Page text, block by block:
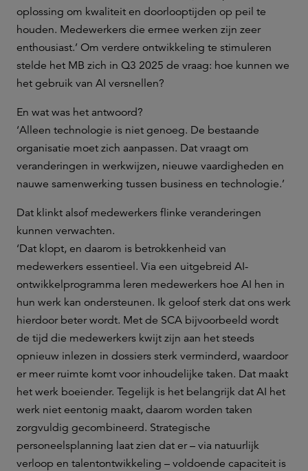
oplossing om kwaliteit en doorlooptijden op peil te
houden. Medewerkers die ermee werken zijn zeer
enthousiast.’ Om verdere ontwikkeling te stimuleren
stelde het MB zich in Q3 2025 de vraag: hoe kunnen we
het gebruik van AI versnellen?
En wat was het antwoord?
‘Alleen technologie is niet genoeg. De bestaande
organisatie moet zich aanpassen. Dat vraagt om
veranderingen in werkwijzen, nieuwe vaardigheden en
nauwe samenwerking tussen business en technologie.’
Dat klinkt alsof medewerkers flinke veranderingen
kunnen verwachten.
‘Dat klopt, en daarom is betrokkenheid van
medewerkers essentieel. Via een uitgebreid AI-
ontwikkelprogramma leren medewerkers hoe AI hen in
hun werk kan ondersteunen. Ik geloof sterk dat ons werk
hierdoor beter wordt. Met de SCA bijvoorbeeld wordt
de tijd die medewerkers kwijt zijn aan het steeds
opnieuw inlezen in dossiers sterk verminderd, waardoor
er meer ruimte komt voor inhoudelijke taken. Dat maakt
het werk boeiender. Tegelijk is het belangrijk dat AI het
werk niet eentonig maakt, daarom worden taken
zorgvuldig gecombineerd. Strategische
personeelsplanning laat zien dat er – via natuurlijk
verloop en talentontwikkeling – voldoende capaciteit is